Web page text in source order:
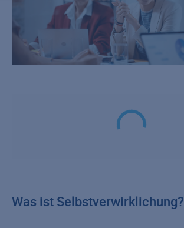
Was ist Selbstverwirklichung?